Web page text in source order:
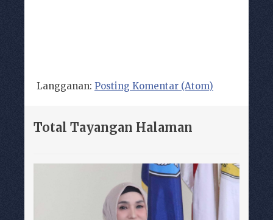
Langganan: Posting Komentar (Atom)
Total Tayangan Halaman